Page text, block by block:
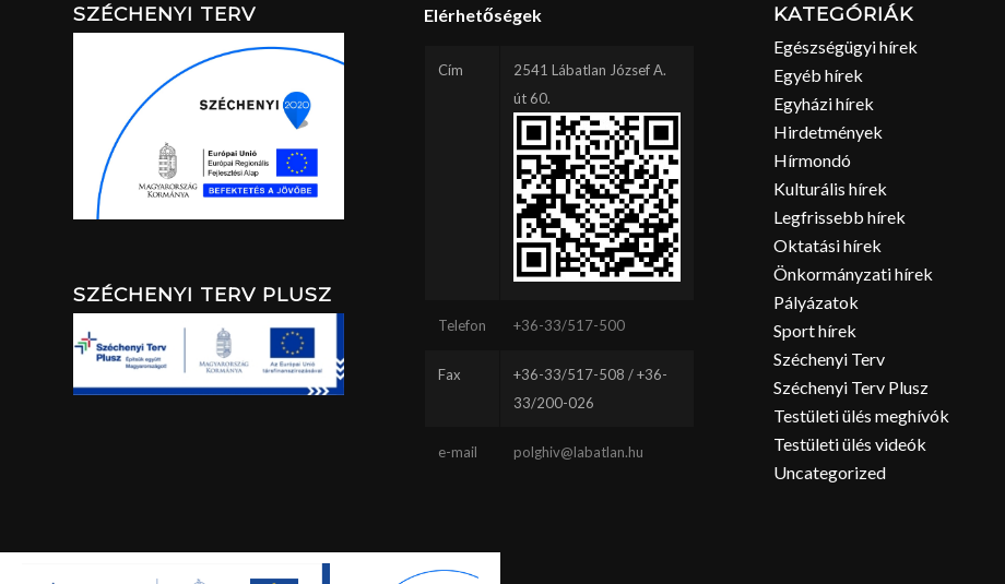
SZÉCHENYI TERV
SZÉCHENYI TERV PLUSZ
Elérhetőségek
Cím
2541 Lábatlan József A.
út 60.
Telefon +36-33/517-500
Fax
+36-33/517-508 / +36-
33/200-026
e-mail polghiv@labatlan.hu
KATEGÓRIÁK
Egészségügyi hírek
Egyéb hírek
Egyházi hírek
Hirdetmények
Hírmondó
Kulturális hírek
Legfrissebb hírek
Oktatási hírek
Önkormányzati hírek
Pályázatok
Sport hírek
Széchenyi Terv
Széchenyi Terv Plusz
Testületi ülés meghívók
Testületi ülés videók
Uncategorized